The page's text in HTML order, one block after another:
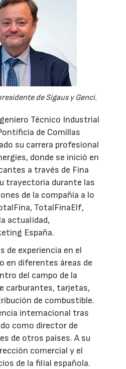
de Sigaus y Genci.
Técnico Industrial
de Comillas
su carrera profesional
donde se inició en
a través de Fina
trayectoria durante las
de la compañía a lo
TotalFinaElf,
actualidad,
España.
de experiencia en el
en diferentes áreas de
del campo de la
carburantes, tarjetas,
de combustible.
internacional tras
como director de
de otros países. A su
comercial y el
de la filial española.